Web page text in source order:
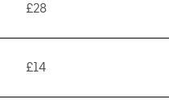
£28
£14